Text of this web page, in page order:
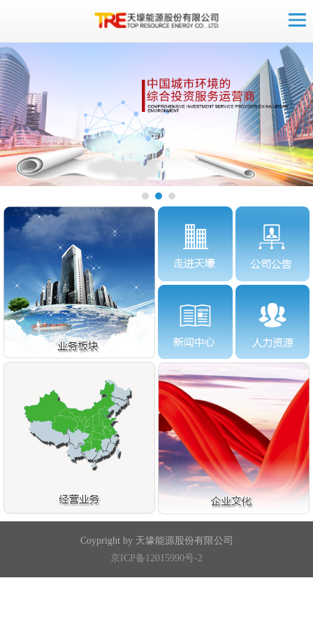
Coypright by 天壕能源股份有限公司
京ICP备12015990号-2